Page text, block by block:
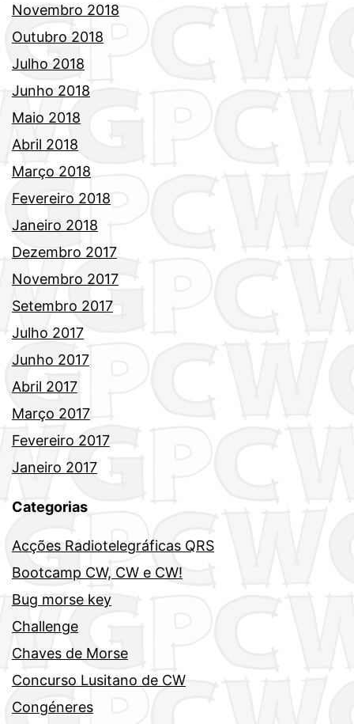
Novembro 2018
Outubro 2018
Julho 2018
Junho 2018
Maio 2018
Abril 2018
Março 2018
Fevereiro 2018
Janeiro 2018
Dezembro 2017
Novembro 2017
Setembro 2017
Julho 2017
Junho 2017
Abril 2017
Março 2017
Fevereiro 2017
Janeiro 2017
Categorias
Acções Radiotelegráficas QRS
Bootcamp CW, CW e CW!
Bug morse key
Challenge
Chaves de Morse
Concurso Lusitano de CW
Congéneres